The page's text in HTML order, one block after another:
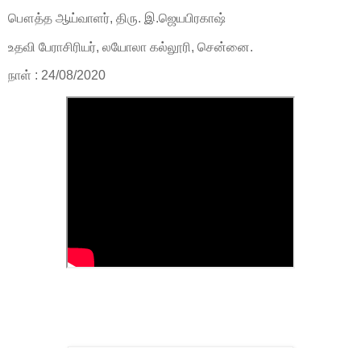
பௌத்த ஆய்வாளர், திரு. இ.ஜெயபிரகாஷ்
உதவி பேராசிரியர், லயோலா கல்லூரி, சென்னை.
நாள் : 24/08/2020